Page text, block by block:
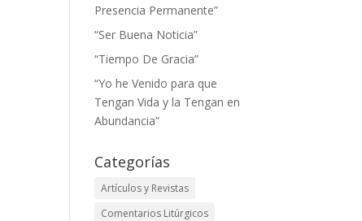
Presencia Permanente”
“Ser Buena Noticia”
“Tiempo De Gracia”
“Yo he Venido para que
Tengan Vida y la Tengan en
Abundancia”
Categorías
Artículos y Revistas
Comentarios Litúrgicos